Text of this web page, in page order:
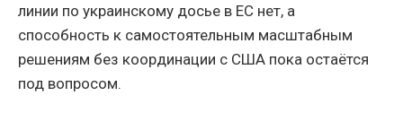
линии по украинскому досье в ЕС нет, а
способность к самостоятельным масштабным
решениям без координации с США пока остаётся
под вопросом.